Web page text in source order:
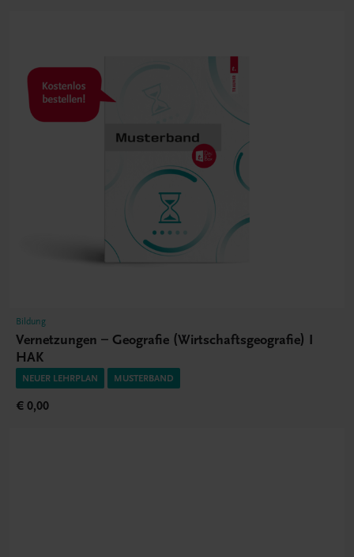
Bildung
Vernetzungen – Geografie (Wirtschaftsgeografie) I
HAK
NEUER LEHRPLAN MUSTERBAND
€ 0,00